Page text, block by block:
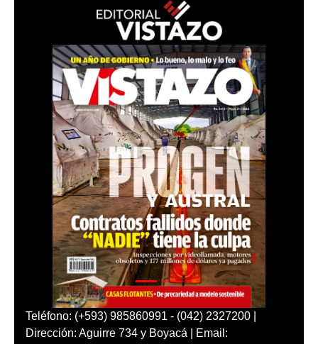
Teléfono: (+593) 985860991 - (042) 2327200 |
Dirección: Aguirre 734 y Boyacá | Email: